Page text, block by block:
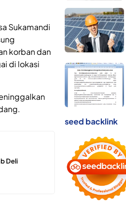
Sukamandi
korban dan
di lokasi
Deli
seed backlink